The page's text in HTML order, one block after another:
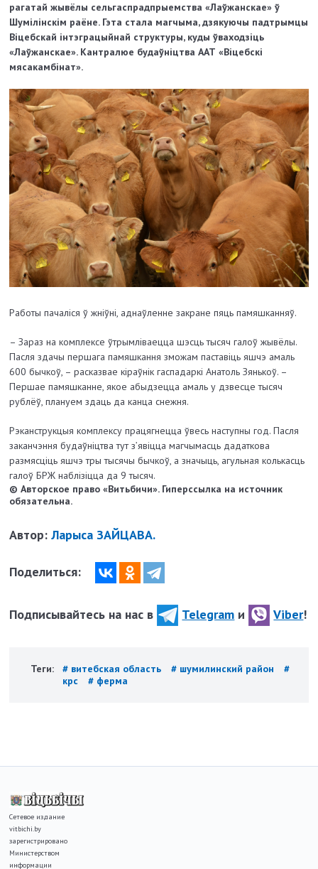
рагатай жывёлы сельгаспрадпрыемства «Лаўжанскае» ў
Шумілінскім раёне. Гэта стала магчыма, дзякуючы падтрымцы
Віцебскай інтэграцыйнай структуры, куды ўваходзіць
«Лаўжанскае». Кантралюе будаўніцтва ААТ «Віцебскі
мясакамбінат».
Работы пачаліся ў жніўні, аднаўленне закране пяць памяшканняў.
– Зараз на комплексе ўтрымліваецца шэсць тысяч галоў жывёлы.
Пасля здачы першага памяшкання зможам паставіць яшчэ амаль
600 бычкоў, – расказвае кіраўнік гаспадаркі Анатоль Зянькоў. –
Першае памяшканне, якое абыдзецца амаль у дзвесце тысяч
рублёў, плануем здаць да канца снежня.
Рэканструкцыя комплексу працягнецца ўвесь наступны год. Пасля
заканчэння будаўніцтва тут з’явіцца магчымасць дадаткова
размясціць яшчэ тры тысячы бычкоў, а значыць, агульная колькасць
галоў БРЖ наблізіцца да 9 тысяч.
© Авторское право «Витьбичи». Гиперссылка на источник
обязательна.
Автор:Ларыса ЗАЙЦАВА.
Поделиться:
Подписывайтесь на нас в Telegram и Viber!
Теги: # витебская область # шумилинский район
#
крс
# ферма
Сетевое издание
vitbichi.by
зарегистрировано
Министерством
информации